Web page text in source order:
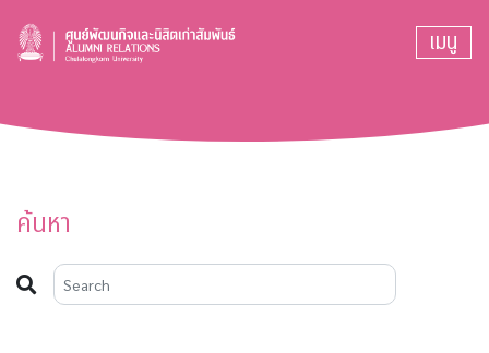
เมนู
ค้นหา